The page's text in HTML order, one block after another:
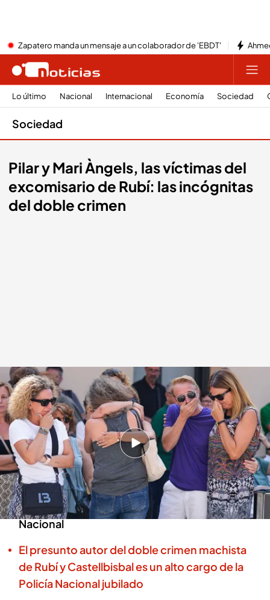
Zapatero manda un mensaje a un colaborador de 'EBDT'
Lo último Nacional Internacional Economía Sociedad
Sociedad
Pilar y Mari Àngels, las víctimas del
excomisario de Rubí: las incógnitas
del doble crimen
Los Mossos investigan el móvil del doble crimen de Rubí
Redacción digital Noticias Cuatro Europa Press
21 AGO 2024 - 17:39h.
El excomisario mató primero a su actual pareja
y después a su exmujer
El Gobierno plantea retirar las
condecoraciones al excomisario de la Policía
Nacional
El presunto autor del doble crimen machista
de Rubí y Castellbisbal es un alto cargo de la
Policía Nacional jubilado